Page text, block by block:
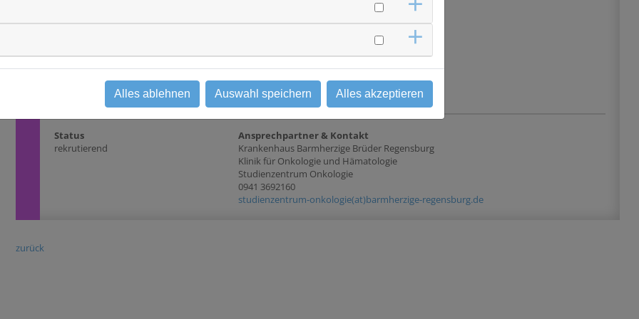
(HER2- ) . Patientin mit erfolgter CDK4//6-
mindestens 12 Monate und vor geplantem
Beginn der Studientherapie kontrollierter
Erkrankung (CR, PR oder SD)
Biomarker
_HER2+#_HER2-#CDK4#CDK6
Status
rekrutierend
Ansprechpartner & Kontakt
Krankenhaus Barmherzige Brüder Regensburg
Klinik für Onkologie und Hämatologie
Studienzentrum Onkologie
0941 3692160
studienzentrum-onkologie(at)barmherzige-regensburg.de
zurück
Alles ablehnen Auswahl speichern Alles akzeptieren